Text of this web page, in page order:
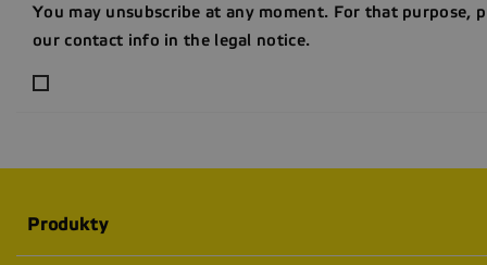
You may unsubscribe at any moment. For that purpose,
our contact info in the legal notice.
Produkty